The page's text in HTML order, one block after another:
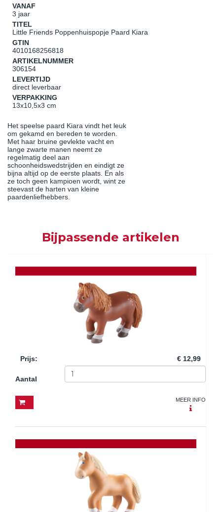
VANAF
3 jaar
TITEL
Little Friends Poppenhuispopje Paard Kiara
GTIN
4010168256818
ARTIKELNUMMER
306154
LEVERTIJD
direct leverbaar
VERPAKKING
13x10,5x3 cm
Het speelse paard Kiara vindt het leuk
om gekamd en bereden te worden.
Met haar bruine gevlekte vacht en
lange zwarte manen neemt ze
regelmatig deel aan
schoonheidswedstrijden en eindigt ze
bijna altijd op de eerste plaats. En als
ze toch geen kampioen wordt, wint ze
steevast de harten van kleine
paardenliefhebbers.
Bijpassende artikelen
Prijs: € 12,99
Aantal
MEER INFO